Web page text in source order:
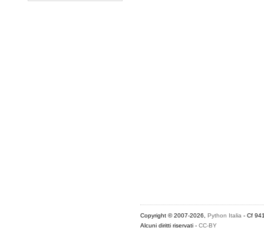
Copyright © 2007-2026, Python Italia - Cf
Alcuni diritti riservati - CC-BY